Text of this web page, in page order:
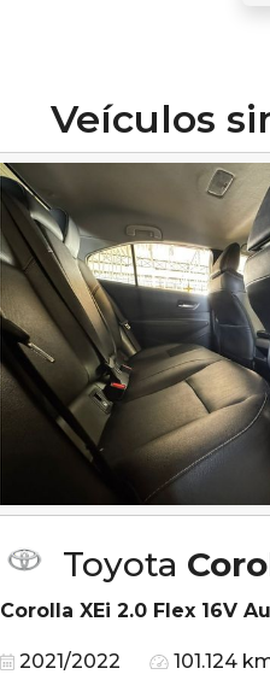
Veículos
Toyota
Corolla XEi 2.0 Flex 16V
2021/2022 101.124